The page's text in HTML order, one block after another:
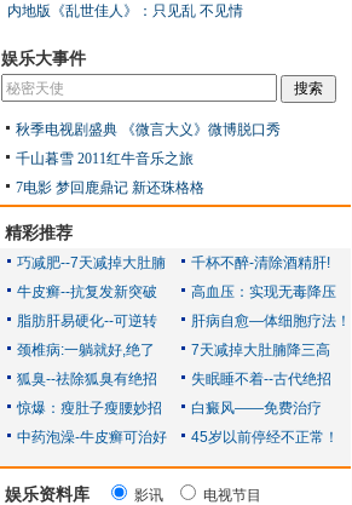
内地版《乱世佳人》：只见乱 不见情
娱乐大事件
秋季电视剧盛典
《微言大义》微博脱口秀
千山暮雪 2011红牛音乐之旅
7电影 梦回鹿鼎记 新还珠格格
精彩推荐
娱乐资料库 影讯 电视节目